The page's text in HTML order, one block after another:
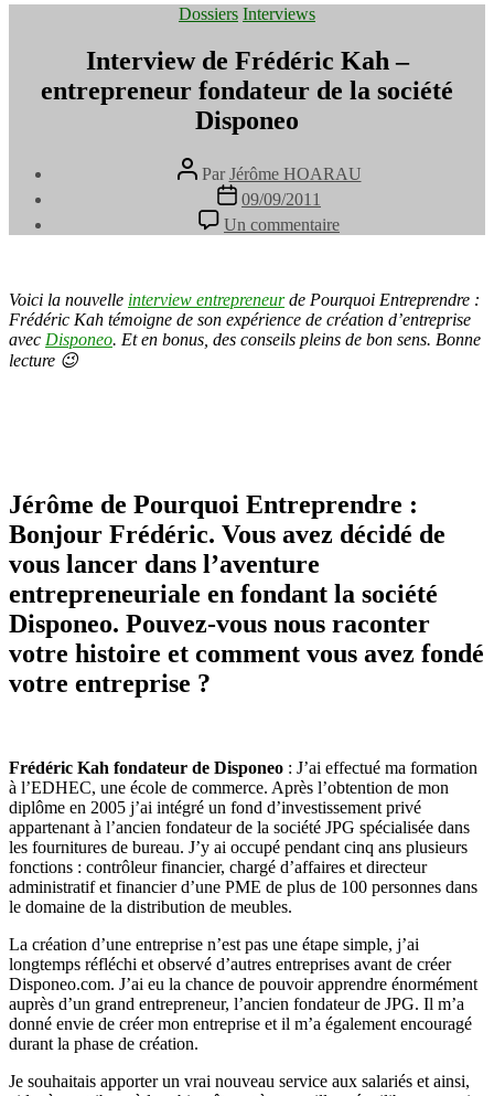
Catégories
Dossiers Interviews
Interview de Frédéric Kah –
entrepreneur fondateur de la société
Disponeo
Auteur
de
l’article
Par Jérôme HOARAU
Date
de
l’article
09/09/2011
Un commentaire
Interview
Kah
–
entrepreneur
Voici la nouvelle interview entrepreneurde Pourquoi Entreprendre :
Frédéric Kah témoigne de son expérience de création d’entreprise
avec Disponeo. Et en bonus, des conseils pleins de bon sens. Bonne
lecture 😉
Jérôme de Pourquoi Entreprendre :
Bonjour Frédéric. Vous avez décidé de
vous lancer dans l’aventure
entrepreneuriale en fondant la société
Disponeo. Pouvez-vous nous raconter
votre histoire et comment vous avez fondé
votre entreprise ?
Frédéric Kah fondateur de Disponeo : J’ai effectué ma formation
à l’EDHEC, une école de commerce. Après l’obtention de mon
diplôme en 2005 j’ai intégré un fond d’investissement privé
appartenant à l’ancien fondateur de la société JPG spécialisée dans
les fournitures de bureau. J’y ai occupé pendant cinq ans plusieurs
fonctions : contrôleur financier, chargé d’affaires et directeur
administratif et financier d’une PME de plus de 100 personnes dans
le domaine de la distribution de meubles.
La création d’une entreprise n’est pas une étape simple, j’ai
longtemps réfléchi et observé d’autres entreprises avant de créer
Disponeo.com. J’ai eu la chance de pouvoir apprendre énormément
auprès d’un grand entrepreneur, l’ancien fondateur de JPG. Il m’a
donné envie de créer mon entreprise et il m’a également encouragé
durant la phase de création.
Je souhaitais apporter un vrai nouveau service aux salariés et ainsi,